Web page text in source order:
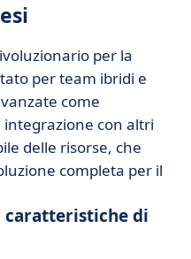
per la
per team ibridi e
come
con altri
delle risorse, che
completa per il
caratteristiche di